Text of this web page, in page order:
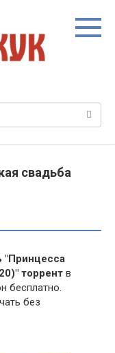
свадьба
"Принцесса
торрент в
бесплатно.
без